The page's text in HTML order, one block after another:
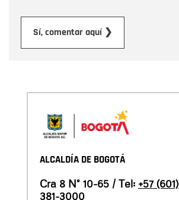
Sí, comentar aquí ❯
ALCALDÍA DE BOGOTÁ
Cra 8 N° 10-65 / Tel: +57 (601)
381-3000